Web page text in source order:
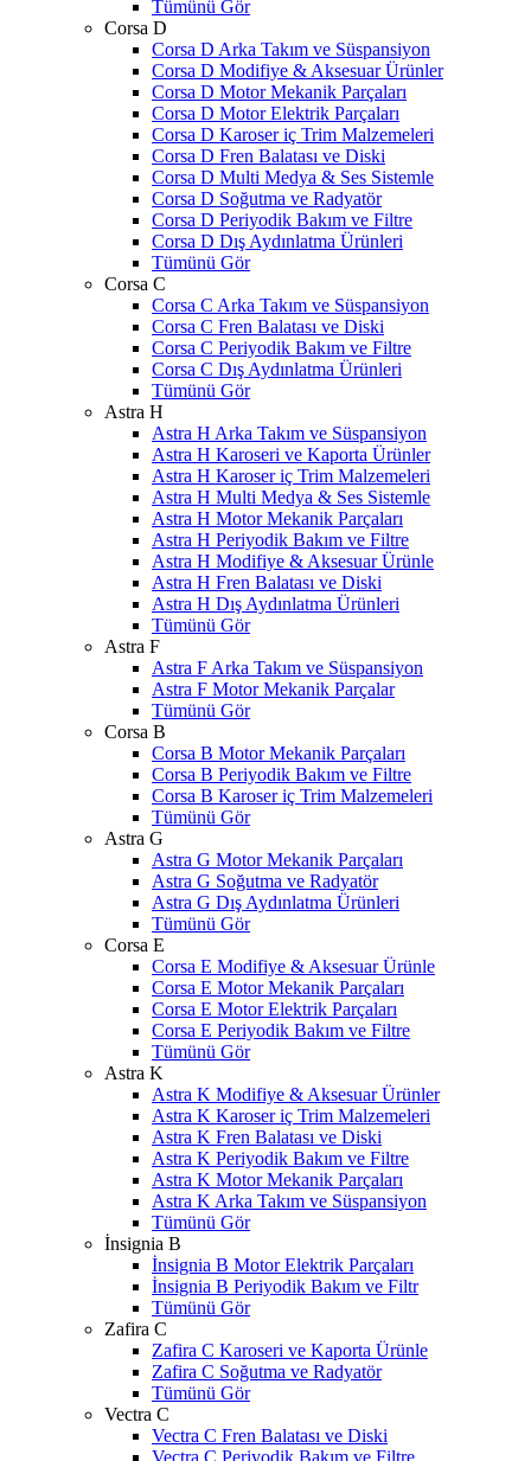
Tümünü Gör
Corsa D
Corsa D Arka Takım ve Süspansiyon
Corsa D Modifiye & Aksesuar Ürünler
Corsa D Motor Mekanik Parçaları
Corsa D Motor Elektrik Parçaları
Corsa D Karoser iç Trim Malzemeleri
Corsa D Fren Balatası ve Diski
Corsa D Multi Medya & Ses Sistemle
Corsa D Soğutma ve Radyatör
Corsa D Periyodik Bakım ve Filtre
Corsa D Dış Aydınlatma Ürünleri
Tümünü Gör
Corsa C
Corsa C Arka Takım ve Süspansiyon
Corsa C Fren Balatası ve Diski
Corsa C Periyodik Bakım ve Filtre
Corsa C Dış Aydınlatma Ürünleri
Tümünü Gör
Astra H
Astra H Arka Takım ve Süspansiyon
Astra H Karoseri ve Kaporta Ürünler
Astra H Karoser iç Trim Malzemeleri
Astra H Multi Medya & Ses Sistemle
Astra H Motor Mekanik Parçaları
Astra H Periyodik Bakım ve Filtre
Astra H Modifiye & Aksesuar Ürünle
Astra H Fren Balatası ve Diski
Astra H Dış Aydınlatma Ürünleri
Tümünü Gör
Astra F
Astra F Arka Takım ve Süspansiyon
Astra F Motor Mekanik Parçalar
Tümünü Gör
Corsa B
Corsa B Motor Mekanik Parçaları
Corsa B Periyodik Bakım ve Filtre
Corsa B Karoser iç Trim Malzemeleri
Tümünü Gör
Astra G
Astra G Motor Mekanik Parçaları
Astra G Soğutma ve Radyatör
Astra G Dış Aydınlatma Ürünleri
Tümünü Gör
Corsa E
Corsa E Modifiye & Aksesuar Ürünle
Corsa E Motor Mekanik Parçaları
Corsa E Motor Elektrik Parçaları
Corsa E Periyodik Bakım ve Filtre
Tümünü Gör
Astra K
Astra K Modifiye & Aksesuar Ürünler
Astra K Karoser iç Trim Malzemeleri
Astra K Fren Balatası ve Diski
Astra K Periyodik Bakım ve Filtre
Astra K Motor Mekanik Parçaları
Astra K Arka Takım ve Süspansiyon
Tümünü Gör
İnsignia B
İnsignia B Motor Elektrik Parçaları
İnsignia B Periyodik Bakım ve Filtr
Tümünü Gör
Zafira C
Zafira C Karoseri ve Kaporta Ürünle
Zafira C Soğutma ve Radyatör
Tümünü Gör
Vectra C
Vectra C Fren Balatası ve Diski
Vectra C Periyodik Bakım ve Filtre